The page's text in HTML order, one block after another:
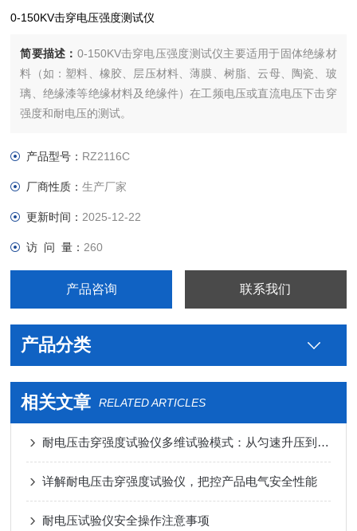
0-150KV击穿电压强度测试仪
简要描述： 0-150KV击穿电压强度测试仪主要适用于固体绝缘材
料（如：塑料、橡胶、层压材料、薄膜、树脂、云母、陶瓷、玻
璃、绝缘漆等绝缘材料及绝缘件）在工频电压或直流电压下击穿
强度和耐电压的测试。
产品型号： RZ2116C
厂商性质：生产厂家
更新时间： 2025-12-22
访 问 量： 260
产品咨询 联系我们
产品分类
相关文章 RELATED ARTICLES
耐电压击穿强度试验仪多维试验模式：从匀速升压到耐压试验
详解耐电压击穿强度试验仪，把控产品电气安全性能
耐电压试验仪安全操作注意事项